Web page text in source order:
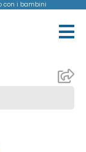
con i bambini